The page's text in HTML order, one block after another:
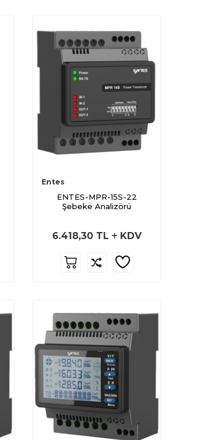
Entes
ENTES-MPR-15S-22
Şebeke Analizörü
6.418,30TL KDV